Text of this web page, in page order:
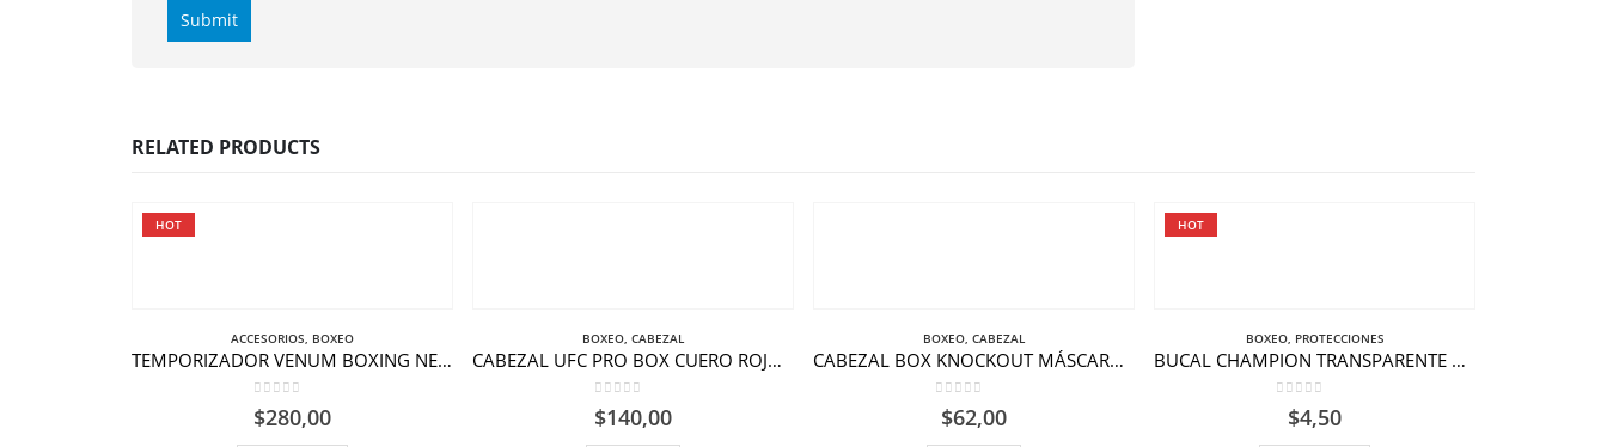
RELATED PRODUCTS
HOT
ACCESORIOS, BOXEO
TEMPORIZADOR VENUM BOXING NEGRO-AMARILLO NEON
0
$280,00
BOXEO, CABEZAL
CABEZAL UFC PRO BOX CUERO ROJO-NEGRO
0
$140,00
BOXEO, CABEZAL
CABEZAL BOX KNOCKOUT MÁSCARA REMOVIBLE
out of 5
$62,00
HOT
BOXEO, PROTECCIONES
BUCAL CHAMPION TRANSPARENTE NIÑO
out of 5
$4,50